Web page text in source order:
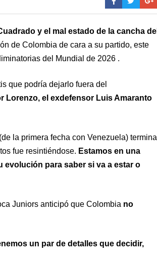
y el mal estado de la cancha del
de Colombia de cara a su partido, este
del Mundial de 2026 .
que podría dejarlo fuera del
Lorenzo, el exdefensor Luis Amaranto
la primera fecha con Venezuela) termina
fue resintiéndose. Estamos en una
para saber si va a estar o
Juniors anticipó que Colombia no
un par de detalles que decidir,